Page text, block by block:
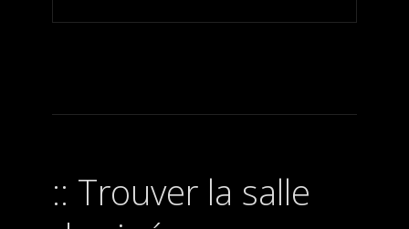
Trouver la salle